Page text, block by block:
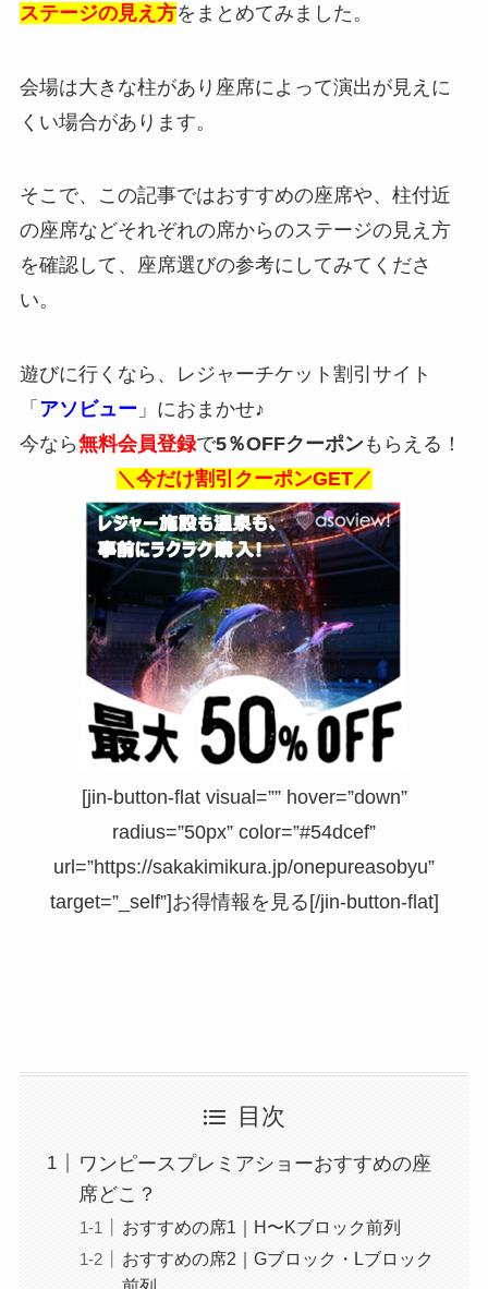
ステージの見え方をまとめてみました。
会場は大きな柱があり座席によって演出が見えに
くい場合があります。
そこで、この記事ではおすすめの座席や、柱付近
の座席などそれぞれの席からのステージの見え方
を確認して、座席選びの参考にしてみてくださ
い。
遊びに行くなら、レジャーチケット割引サイト
「 アソビュー」におまかせ♪
今なら無料会員登録で5％OFFクーポンもらえる！
＼今だけ割引クーポンGET／
[jin-button-flat visual=”” hover=”down”
radius=”50px” color=”#54dcef”
url=”https://sakakimikura.jp/onepureasobyu”
target=”_self”]お得情報を見る[/jin-button-flat]
目次
ワンピースプレミアショーおすすめの座
席どこ？
おすすめの席1｜H〜Kブロック前列
おすすめの席2｜Gブロック・Lブロック